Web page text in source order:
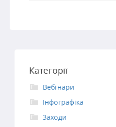
Категорії
Вебінари
Інфографіка
Заходи